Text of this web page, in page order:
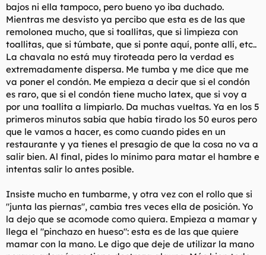
bajos ni ella tampoco, pero bueno yo iba duchado.
Mientras me desvisto ya percibo que esta es de las que
remolonea mucho, que si toallitas, que si limpieza con
toallitas, que si túmbate, que si ponte aquí, ponte allí, etc..
La chavala no está muy tiroteada pero la verdad es
extremadamente dispersa. Me tumba y me dice que me
va poner el condón. Me empieza a decir que si el condón
es raro, que si el condón tiene mucho latex, que si voy a
por una toallita a limpiarlo. Da muchas vueltas. Ya en los 5
primeros minutos sabía que había tirado los 50 euros pero
que le vamos a hacer, es como cuando pides en un
restaurante y ya tienes el presagio de que la cosa no va a
salir bien. Al final, pides lo mínimo para matar el hambre e
intentas salir lo antes posible.
Insiste mucho en tumbarme, y otra vez con el rollo que si
"junta las piernas", cambia tres veces ella de posición. Yo
la dejo que se acomode como quiera. Empieza a mamar y
llega el "pinchazo en hueso": esta es de las que quiere
mamar con la mano. Le digo que deje de utilizar la mano